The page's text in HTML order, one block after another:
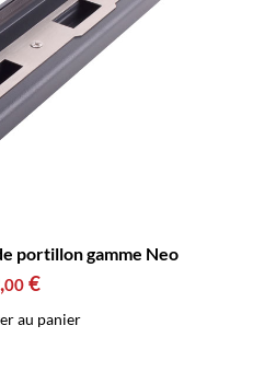
portillon gamme Neo
,00 €
au panier